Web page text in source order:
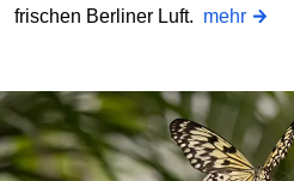
frischen Berliner Luft. mehr